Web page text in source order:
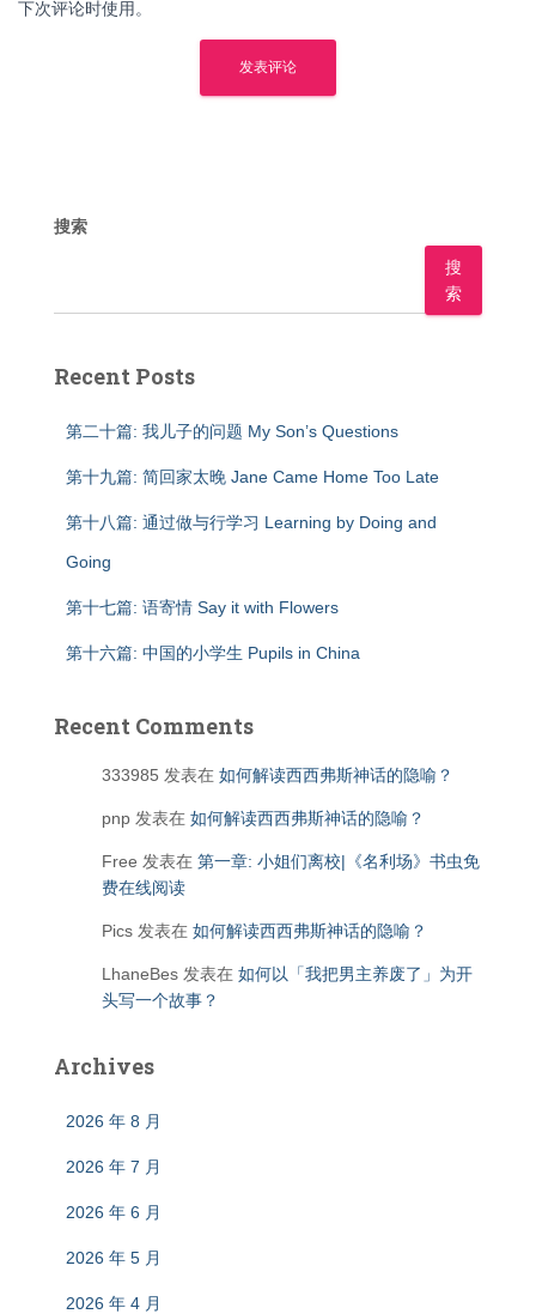
下次评论时使用。
搜索
搜
索
Recent Posts
第二十篇: 我儿子的问题 My Son’s Questions
第十九篇: 简回家太晚 Jane Came Home Too Late
第十八篇: 通过做与行学习 Learning by Doing and
Going
第十七篇: 语寄情 Say it with Flowers
第十六篇: 中国的小学生 Pupils in China
Recent Comments
333985 发表在 如何解读西西弗斯神话的隐喻？
pnp 发表在 如何解读西西弗斯神话的隐喻？
Free 发表在 第一章: 小姐们离校|《名利场》书虫免
费在线阅读
Pics 发表在 如何解读西西弗斯神话的隐喻？
LhaneBes 发表在 如何以「我把男主养废了」为开
头写一个故事？
Archives
2026 年 8 月
2026 年 7 月
2026 年 6 月
2026 年 5 月
2026 年 4 月